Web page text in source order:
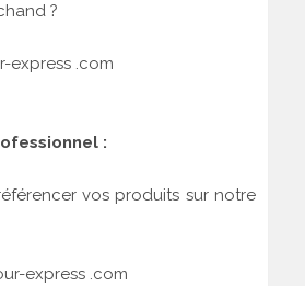
?
express .com
:
vos produits sur notre
express .com